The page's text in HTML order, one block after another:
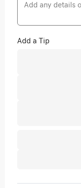
Add a Tip